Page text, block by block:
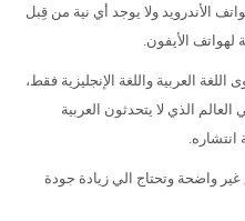
الأندرويد ولا يوجد أي نية من قِبل
لهواتف الأيفون.
العربية واللغة الإنجليزية فقط،
الذي لا يتحدثون العربية
انتشاره.
واضحة وتحتاج الي زيادة جودة